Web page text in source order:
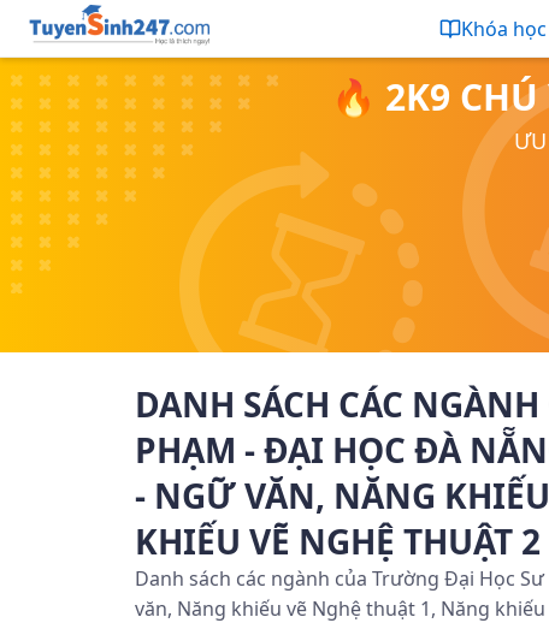
Khóa học
🔥 2K9
DANH SÁCH CÁC
PHẠM - ĐẠI HỌC ĐÀ
- NGỮ VĂN, NĂNG
KHIẾU VẼ NGHỆ THUẬT 2
Danh sách các ngành của Trường Đại Học
văn, Năng khiếu vẽ Nghệ thuật 1, Năng